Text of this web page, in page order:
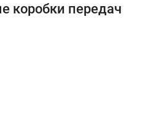
коробки передач